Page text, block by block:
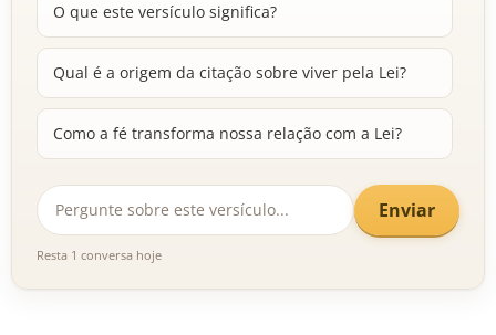
O que este versículo significa?
Qual é a origem da citação sobre viver pela Lei?
Como a fé transforma nossa relação com a Lei?
Enviar
Resta 1 conversa hoje